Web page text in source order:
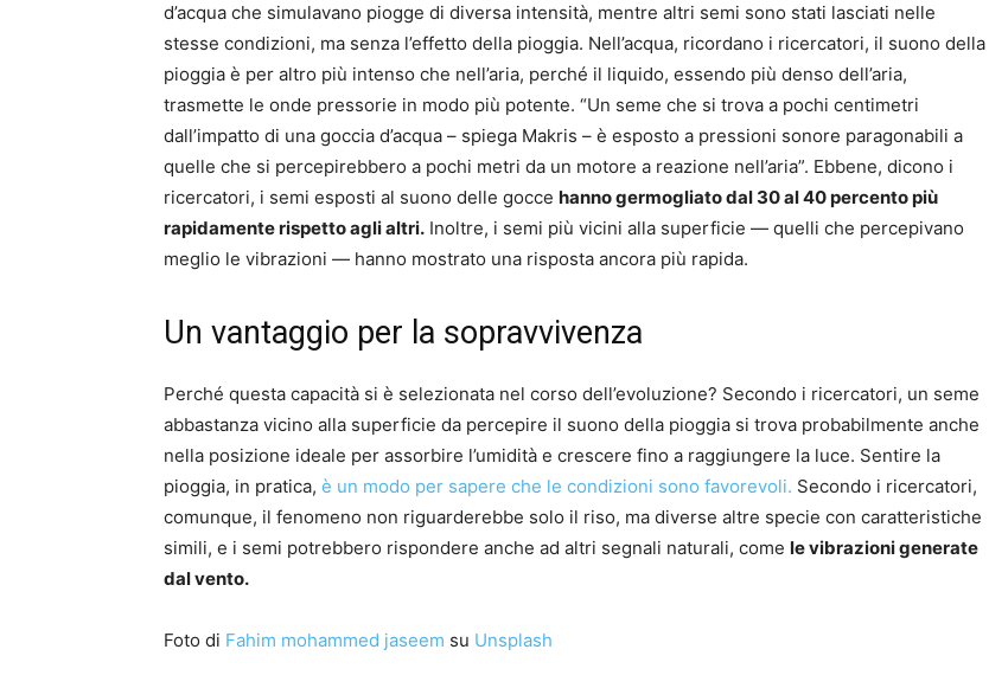
d’acqua che simulavano piogge di diversa intensità, mentre altri semi sono stati lasciati nelle
stesse condizioni, ma senza l’effetto della pioggia. Nell’acqua, ricordano i ricercatori, il suono della
pioggia è per altro più intenso che nell’aria, perché il liquido, essendo più denso dell’aria,
trasmette le onde pressorie in modo più potente. “Un seme che si trova a pochi centimetri
dall’impatto di una goccia d’acqua – spiega Makris – è esposto a pressioni sonore paragonabili a
quelle che si percepirebbero a pochi metri da un motore a reazione nell’aria”. Ebbene, dicono i
ricercatori, i semi esposti al suono delle gocce hanno germogliato dal 30 al 40 percento più
rapidamente rispetto agli altri. Inoltre, i semi più vicini alla superficie — quelli che percepivano
meglio le vibrazioni — hanno mostrato una risposta ancora più rapida.
Un vantaggio per la sopravvivenza
Perché questa capacità si è selezionata nel corso dell’evoluzione? Secondo i ricercatori, un seme
abbastanza vicino alla superficie da percepire il suono della pioggia si trova probabilmente anche
nella posizione ideale per assorbire l’umidità e crescere fino a raggiungere la luce. Sentire la
pioggia, in pratica, è un modo per sapere che le condizioni sono favorevoli. Secondo i ricercatori,
comunque, il fenomeno non riguarderebbe solo il riso, ma diverse altre specie con caratteristiche
simili, e i semi potrebbero rispondere anche ad altri segnali naturali, come le vibrazioni generate
dal vento.
Foto di Fahim mohammed jaseem su Unsplash